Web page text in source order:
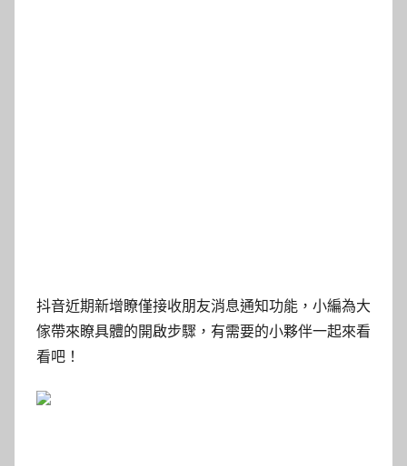
抖音近期新增瞭僅接收朋友消息通知功能，小編為大
傢帶來瞭具體的開啟步驟，有需要的小夥伴一起來看
看吧！